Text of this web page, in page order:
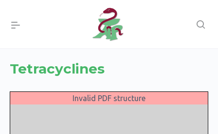
Tetracyclines
Invalid PDF structure